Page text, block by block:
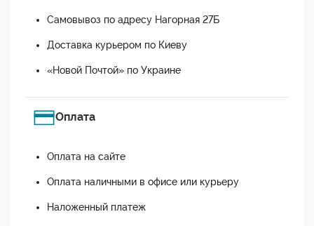
Самовывоз по адресу Нагорная 27Б
Доставка курьером по Киеву
«Новой Почтой» по Украине
Оплата
Оплата на сайте
Оплата наличными в офисе или курьеру
Наложенный платеж